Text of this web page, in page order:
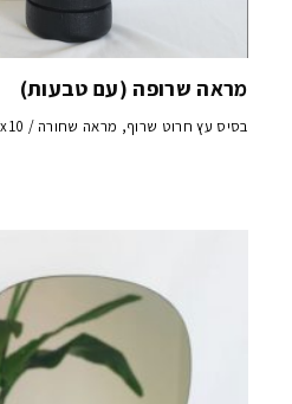
מראה שרופה (עם טבעות)
בסיס עץ חרוט שרוף, מראה שחורה / 42x27x10 ס"מ, 2020